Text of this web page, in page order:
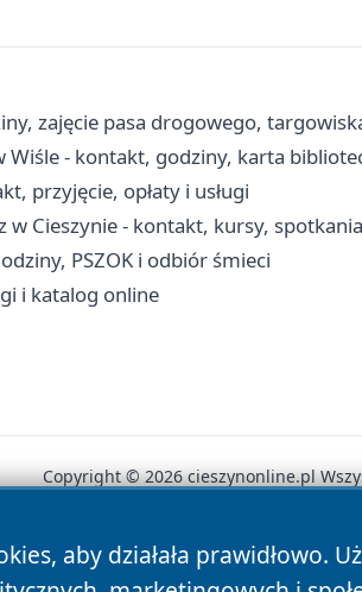
zajęcie pasa drogowego,
Wiśle - kontakt, godziny, karta
przyjęcie, opłaty i usługi
w Cieszynie - kontakt, kursy, spotkania
PSZOK i odbiór śmieci
i katalog online
aby działała
Copyright © 2026 cieszynonline.pl
News Autorzy Polityka